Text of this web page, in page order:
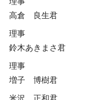
高倉 良生君
理事
鈴木あきまさ君
理事
増子 博樹君
米沢 正和君